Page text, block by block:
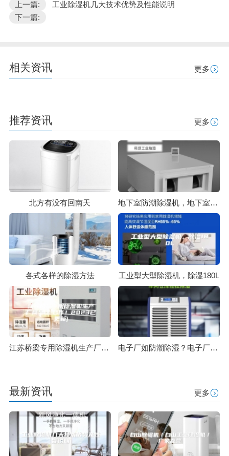
上一篇:
工业除湿机几大技术优势及性能说明
下一篇:
相关资讯 更多
推荐资讯 更多
北方有没有回南天 地下室防潮除湿机，地下室防潮除湿轻松搞定
各式各样的除湿方法 工业型大型除湿机，除湿180L
江苏桥梁专用除湿机生产厂商(诚邀合作！2023已更新) 电子厂如防潮除湿？电子厂防潮用除湿机
最新资讯 更多